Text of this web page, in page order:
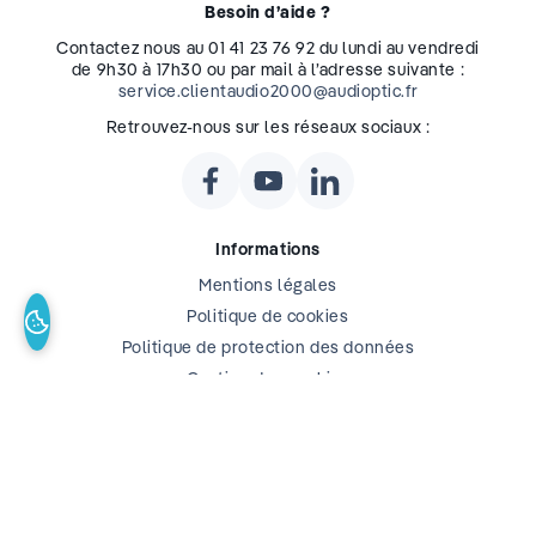
Besoin d’aide ?
Contactez nous au 01 41 23 76 92 du lundi au vendredi
de 9h30 à 17h30 ou par mail à l’adresse suivante :
service.clientaudio2000@audioptic.fr
Retrouvez-nous sur les réseaux sociaux :
Informations
Mentions légales
Politique de cookies
Politique de protection des données
Gestion des cookies